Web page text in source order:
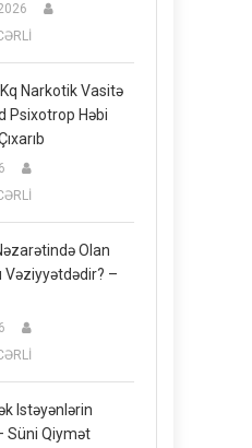
Narkotik Vasitə
Psixotrop Həbi
Olan
Vəziyyətdədir? –
Istəyənlərin
Süni Qiymət